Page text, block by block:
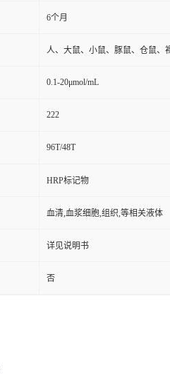
6个月
人、大鼠、小鼠、豚鼠、仓鼠、
0.1-20μmol/mL
222
96T/48T
HRP标记物
血清,血浆细胞,组织,等相关液体
详见说明书
否